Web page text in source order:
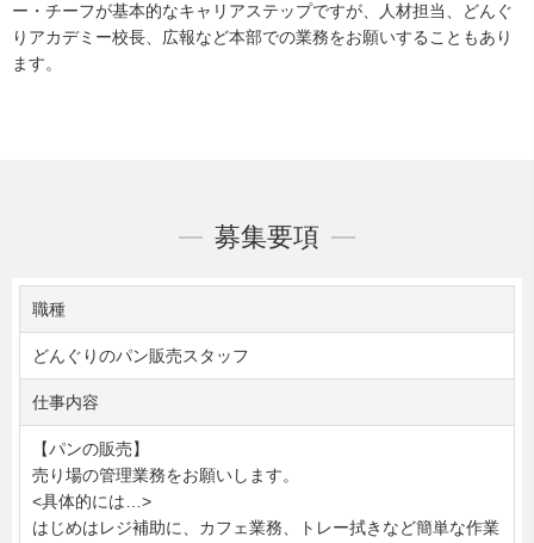
ー・チーフが基本的なキャリアステップですが、人材担当、どんぐ
りアカデミー校長、広報など本部での業務をお願いすることもあり
ます。
募集要項
職種
どんぐりのパン販売スタッフ
仕事内容
【パンの販売】
売り場の管理業務をお願いします。
<具体的には…>
はじめはレジ補助に、カフェ業務、トレー拭きなど簡単な作業